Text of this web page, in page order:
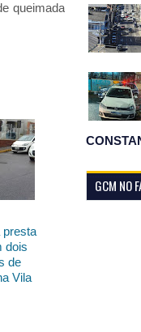
queimada
presta
dois
de
Vila
GCM NO